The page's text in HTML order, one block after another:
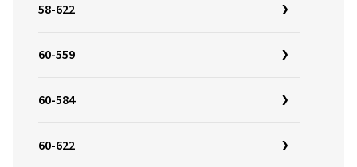
58-622
60-559
60-584
60-622